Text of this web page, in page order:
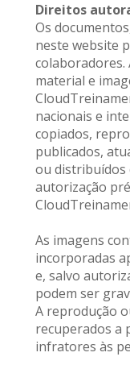
Direitos
Os
neste website
colaboradores.
material e
nacionais e
copiados,
publicados,
ou distribuídos
autorização
As imagens
incorporadas
e, salvo
podem ser
A reprodução
recuperados a
infratores às